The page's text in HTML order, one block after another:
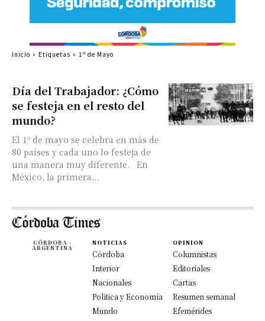
Día del Trabajador: ¿Cómo
se festeja en el resto del
mundo?
El 1º de mayo se celebra en más de
80 países y cada uno lo festeja de
una manera muy diferente. En
México, la primera...
Inicio Etiquetas 1º de Mayo
CÓRDOBA -
ARGENTINA
NOTICIAS
Córdoba
Interior
Nacionales
Política y Economía
Mundo
OPINION
Columnistas
Editoriales
Cartas
Resumen semanal
Efemérides